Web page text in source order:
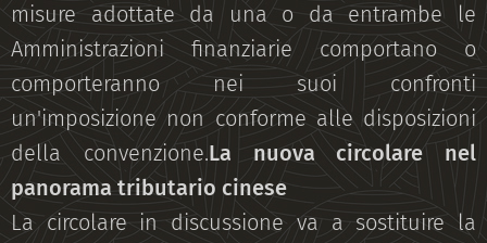
misure adottate da una o da entrambe le
Amministrazioni finanziarie comportano o
comporteranno nei suoi confronti
un'imposizione non conforme alle disposizioni
della convenzione.La nuova circolare nel
panorama tributario cinese
La circolare in discussione va a sostituire la